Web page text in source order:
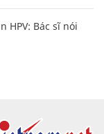
HPV: Bác sĩ nói